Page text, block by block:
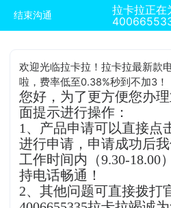
结束沟通
拉卡拉正在
欢迎光临拉卡拉！拉卡拉最新款
啦，费率低至0.38%秒到不加3！
您好，为了更方便您办
面提示进行操作：
1、产品申请可以直接点
进行申请，申请成功后
工作时间内（9.30-18.00
持电话畅通！
2、其他问题可直接拨打